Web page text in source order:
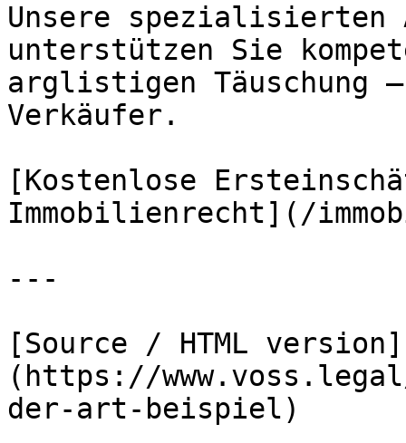
Unsere spezialisierten
unterstützen Sie
arglistigen Täuschung
Verkäufer.
[Kostenlose
Immobilienrecht](/
---
[Source / HTML version]
(https://